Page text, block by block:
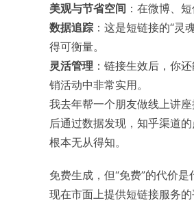
美观与节省空间 ：在微博、
数据追踪 ：这是短链接的“
得可衡量。
灵活管理 ：链接生效后，你
销活动中非常实用。
我去年帮一个朋友做线上讲
后通过数据发现，知乎渠道
根本无从得知。
免费生成，但“免费”的代价是
现在市面上提供短链接服务